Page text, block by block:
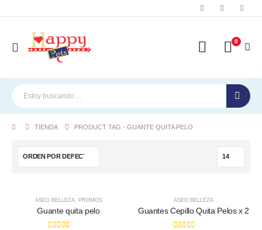
0
TIENDA PRODUCT TAG -GUANTE QUITA PELO
ASEO BELLEZA, PROMOS
Guante quita pelo
ASEO BELLEZA
Guantes Cepillo Quita Pelos x 2